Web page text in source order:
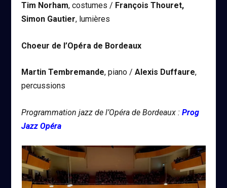
Tim Norham, costumes / François Thouret,
Simon Gautier, lumières
Choeur de l’Opéra de Bordeaux
Martin Tembremande, piano /Alexis Duffaure,
percussions
Programmation jazz de l’Opéra de Bordeaux :Prog
Jazz Opéra